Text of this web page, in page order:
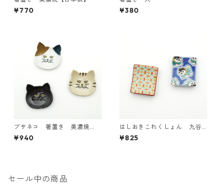
¥770 ¥380
ブサネコ 箸置き 美濃焼
【日本製】
¥940
はしおきこれくしょん 九谷
焼【日本製】
¥825
セール中の商品